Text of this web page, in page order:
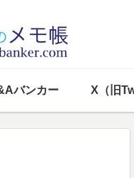
バンカー X（旧